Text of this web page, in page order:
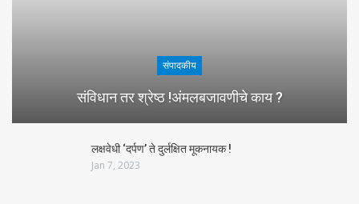
संपादकीय
संविधान तर श्रेष्ठ !अंमलबजावणीचे काय ?
लक्षवेधी ‘दर्पण’ ते दुर्लक्षित मूकनायक !
Jan 7, 2023